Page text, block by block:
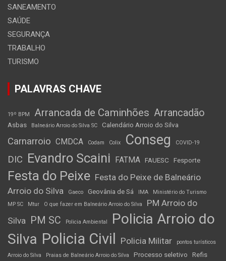
SANEAMENTO
SAÚDE
SEGURANÇA
TRABALHO
TURISMO
PALAVRAS CHAVE
19º BPM Arrancada de Caminhões Arrancadão
Asbas Balneário Arroio do Silva SC Calendário Arroio do Silva
Carnarroio CMDCA Codam Colix Conseg COVID-19
DIC Evandro Scaini FATMA FAUESC Fesporte
Festa do Peixe Festa do Peixe de Balneário
Arroio do Silva
Gaeco Geovânia de Sá IMA
Ministério do Turismo
MP SC
Mtur O que fazer em Balneário Arroio do Silva
PM Arroio do
Silva PM SC Policia Ambiental
Policia Arroio do
Silva Policia Civil Policia Militar
pontos turísticos
Arroio do Silva
Praias de Balneário Arroio do Silva Processo seletivo Refis